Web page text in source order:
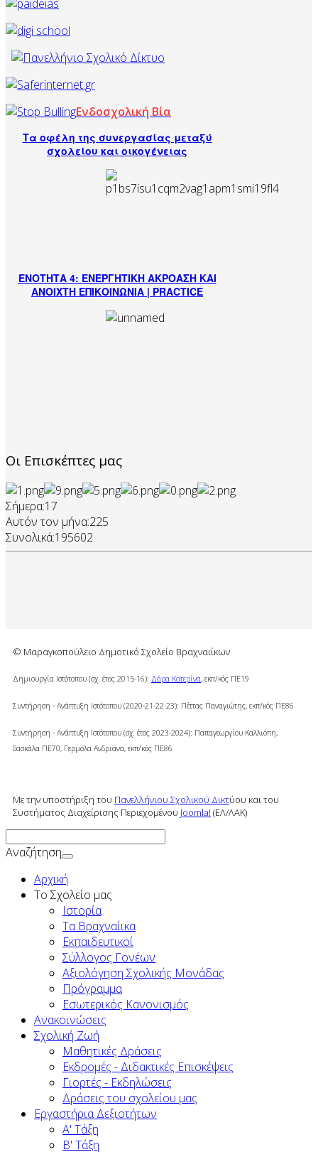
Ενδοσχολική Βία
Τα οφέλη της συνεργασίας μεταξύ
σχολείου και οικογένειας
ΕΝΟΤΗΤΑ 4: ΕΝΕΡΓΗΤΙΚΗ ΑΚΡΟΑΣΗ ΚΑΙ
ΑΝΟΙΧΤΗ ΕΠΙΚΟΙΝΩΝΙΑ | PRACTICE
Οι Επισκέπτες μας
Σήμερα:17
Αυτόν τον μήνα:225
Συνολικά:195602
© Μαραγκοπούλειο Δημοτικό Σχολείο Βραχναιίκων
Δημιουργία Ιστότοπου (σχ. έτος 2015-16): Δάρα Κατερίνα, εκπ/κός ΠΕ19
Συντήρηση - Ανάπτυξη Ιστότοπου (2020-21-22-23): Πέττας Παναγιώτης, εκπ/κός ΠΕ86
Συντήρηση - Ανάπτυξη Ιστότοπου (σχ. έτος 2023-2024): Παπαγεωργίου Καλλιόπη,
δασκάλα ΠΕ70, Γερμόλα Ανδριάνα, εκπ/κός ΠΕ86
Με την υποστήριξη του Πανελλήνιου Σχολικού Δικτύου και του
Συστήματος Διαχείρισης Περιεχομένου Joomla! (ΕΛ/ΛΑΚ)
Αναζήτηση
Αρχική
To Σχολείο μας
Ιστορία
Τα Βραχναίικα
Εκπαιδευτικοί
Σύλλογος Γονέων
Αξιολόγηση Σχολικής Μονάδας
Πρόγραμμα
Εσωτερικός Κανονισμός
Ανακοινώσεις
Σχολική Ζωή
Μαθητικές Δράσεις
Εκδρομές - Διδακτικές Επισκέψεις
Γιορτές - Εκδηλώσεις
Δράσεις του σχολείου μας
Εργαστήρια Δεξιοτήτων
Α' Τάξη
Β' Τάξη